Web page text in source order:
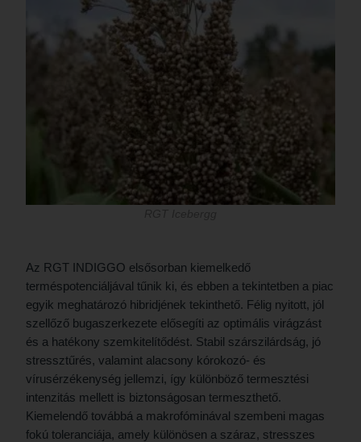
Az RGT INDIGGO elsősorban kiemelkedő
terméspotenciáljával tűnik ki, és ebben a tekintetben a piac
egyik meghatározó hibridjének tekinthető. Félig nyitott, jól
szellőző bugaszerkezete elősegíti az optimális virágzást
és a hatékony szemkitelítődést. Stabil szárszilárdság, jó
stressztűrés, valamint alacsony kórokozó- és
vírusérzékenység jellemzi, így különböző termesztési
intenzitás mellett is biztonságosan termeszthető.
Kiemelendő továbbá a makrofóminával szembeni magas
fokú toleranciája, amely különösen a száraz, stresszes